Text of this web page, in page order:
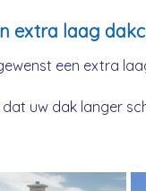
extra laag
een extra
uw dak langer